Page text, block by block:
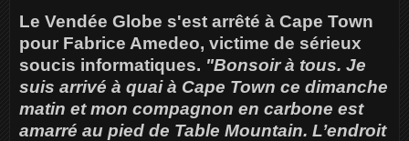
Le Vendée Globe s'est arrêté à Cape Town
pour Fabrice Amedeo, victime de sérieux
soucis informatiques. "Bonsoir à tous. Je
suis arrivé à quai à Cape Town ce dimanche
matin et mon compagnon en carbone est
amarré au pied de Table Mountain. L’endroit